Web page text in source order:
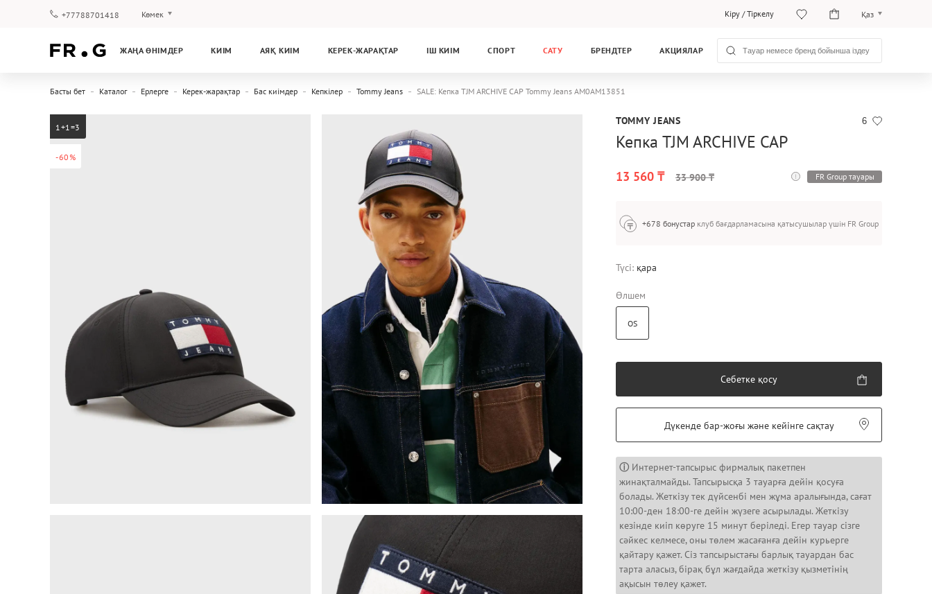
+77788701418 Көмек Кіру /Тіркелу Қаз
Қаз
ЖАҢА ӨНІМДЕР КИІМ АЯҚ КИІМ КЕРЕК-ЖАРАҚТАР ІШ КИІМ СПОРТ САТУ БРЕНДТЕР АКЦИЯЛАР
Басты бет Каталог Ерлерге Керек-жарақтар Бас киімдер Кепкілер Tommy Jeans SALE: Кепка TJM ARCHIVE CAP Tommy Jeans AM0AM13851
-60%
1+1=3
6
TOMMY JEANS
Кепка TJM ARCHIVE CAP
13 560 ₸ 33 900 ₸ FR Group тауары
+678 бонустар клуб бағдарламасына қатысушылар үшін FR Group
Түсі: қара
Өлшем
OS
Себетке қосу
Дүкенде бар-жоғы және кейінге сақтау
ⓘ Интернет-тапсырыс фирмалық пакетпен
жинақталмайды. Тапсырысқа 3 тауарға дейін қосуға
болады. Жеткізу тек дүйсенбі мен жұма аралығында, сағат
10:00-ден 18:00-ге дейін жүзеге асырылады. Жеткізу
кезінде киіп көруге 15 минут беріледі. Егер тауар сізге
сәйкес келмесе, оны төлем жасағанға дейін курьерге
қайтару қажет. Сіз тапсырыстағы барлық тауардан бас
тарта аласыз, бірақ бұл жағдайда жеткізу қызметінің
ақысын төлеу қажет.